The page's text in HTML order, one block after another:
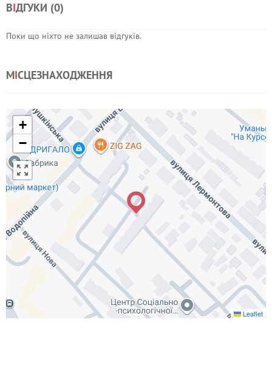
ВІДГУКИ (0)
Поки що ніхто не залишав відгуків.
МІСЦЕЗНАХОДЖЕННЯ
+
−
Leaflet